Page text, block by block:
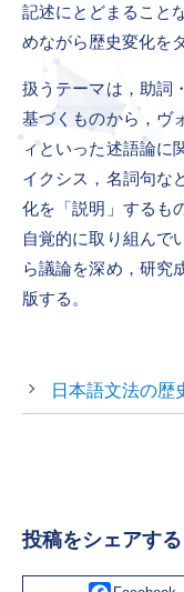
記述にとどまること
めながら歴史変化を
扱うテーマは，助詞
基づくものから，ヴ
ィといった述語論に
イクシス，名詞句な
化を「説明」するも
自覚的に取り組んで
ら議論を深め，研究
版する。
日本語文法の歴
投稿をシェアする